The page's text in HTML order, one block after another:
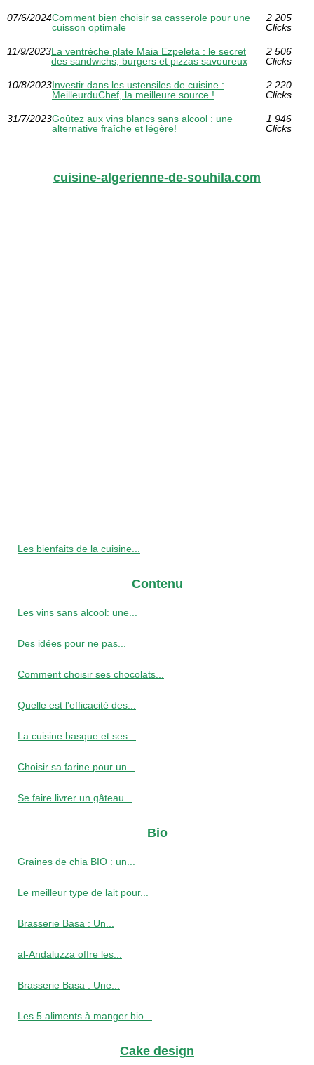
07/6/2024Comment bien choisir sa casserole pour une
cuisson optimale
2 205
Clicks
11/9/2023La ventrèche plate Maia Ezpeleta : le secret
des sandwichs, burgers et pizzas savoureux
2 506
Clicks
10/8/2023Investir dans les ustensiles de cuisine :
MeilleurduChef, la meilleure source !
2 220
Clicks
31/7/2023Goûtez aux vins blancs sans alcool : une
alternative fraîche et légère!
1 946
Clicks
cuisine-algerienne-de-souhila.com
Les bienfaits de la cuisine...
Contenu
Les vins sans alcool: une...
Des idées pour ne pas...
Comment choisir ses chocolats...
Quelle est l'efficacité des...
La cuisine basque et ses...
Choisir sa farine pour un...
Se faire livrer un gâteau...
Bio
Graines de chia BIO : un...
Le meilleur type de lait pour...
Brasserie Basa : Un...
al-Andaluzza offre les...
Brasserie Basa : Une...
Les 5 aliments à manger bio...
Cake design